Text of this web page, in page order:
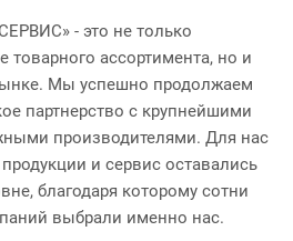
- это не только
товарного ассортимента, но и
Мы успешно продолжаем
партнерство с крупнейшими
производителями. Для нас
и сервис оставались
благодаря которому сотни
выбрали именно нас.